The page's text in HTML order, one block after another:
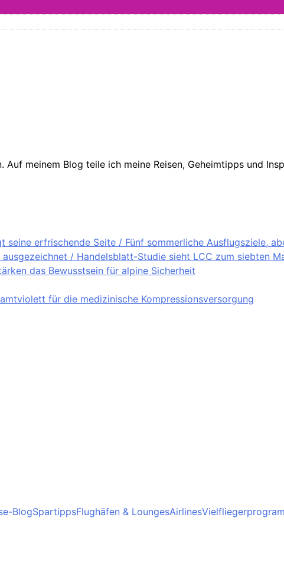
Auf meinem Blog teile ich meine Reisen, Geheimtipps und
seine erfrischende Seite / Fünf sommerliche Ausflugsziele,
/ Handelsblatt-Studie sieht LCC zum siebten
das Bewusstsein für alpine Sicherheit
für die medizinische Kompressionsversorgung
BlogSpartippsFlughäfen & LoungesAirlines